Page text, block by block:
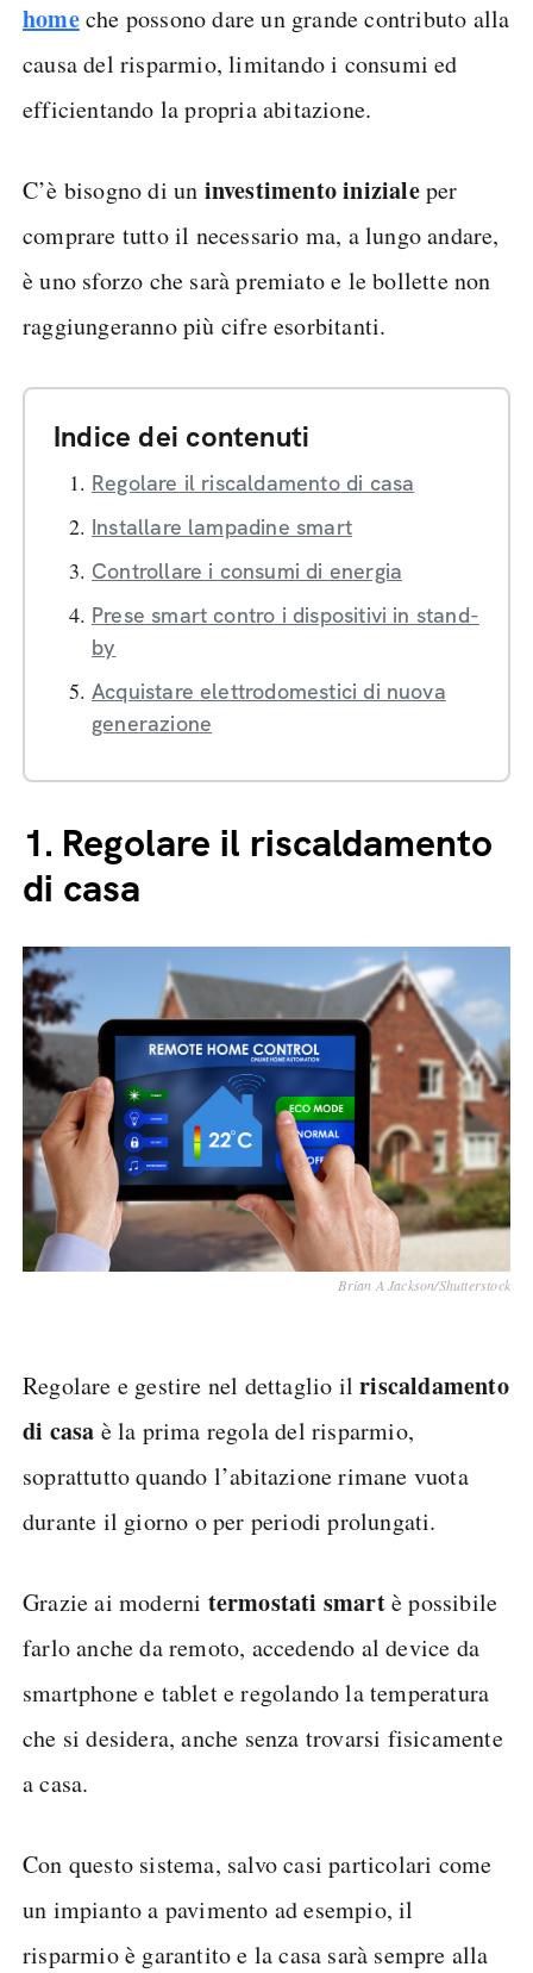
homeche possono dare un grande contributo alla
causa del risparmio, limitando i consumi ed
efficientando la propria abitazione.
C’è bisogno di un investimento inizialeper
comprare tutto il necessario ma, a lungo andare,
è uno sforzo che sarà premiato e le bollette non
raggiungeranno più cifre esorbitanti.
Indice dei contenuti
Regolare il riscaldamento di casa
Installare lampadine smart
Controllare i consumi di energia
Prese smart contro i dispositivi in stand-
by
Acquistare elettrodomestici di nuova
generazione
1. Regolare il riscaldamento
di casa
Brian A Jackson/Shutterstock
Regolare e gestire nel dettaglio ilriscaldamento
di casa è la prima regola del risparmio,
soprattutto quando l’abitazione rimane vuota
durante il giorno o per periodi prolungati.
Grazie ai moderni termostati smartè possibile
farlo anche da remoto, accedendo al device da
smartphone e tablet e regolando la temperatura
che si desidera, anche senza trovarsi fisicamente
a casa.
Con questo sistema, salvo casi particolari come
un impianto a pavimento ad esempio, il
risparmio è garantito e la casa sarà sempre alla